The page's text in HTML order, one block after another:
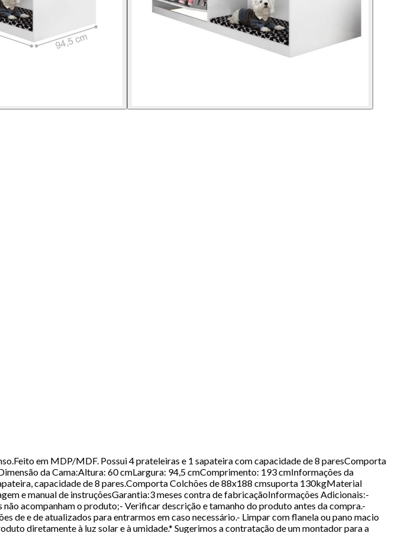
em MDP/MDF. Possui 4 prateleiras e 1 sapateira com capacidade de 8 paresComporta
da Cama:Altura: 60 cmLargura: 94,5 cmComprimento: 193 cmInformações da
capacidade de 8 pares.Comporta Colchões de 88x188 cmsuporta 130kgMaterial
e manual de instruçõesGarantia:3 meses contra de fabricaçãoInformações Adicionais:-
acompanham o produto;- Verificar descrição e tamanho do produto antes da compra.-
de e de atualizados para entrarmos em caso necessário.- Limpar com flanela ou pano macio
diretamente à luz solar e à umidade.* Sugerimos a contratação de um montador para a